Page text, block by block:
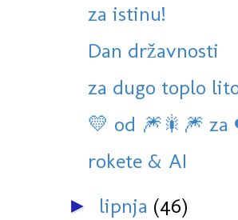
za istinu!
Dan državnosti
za dugo toplo
💛 od 🎆🎇🎆
rokete & AI
► lipnja (46)